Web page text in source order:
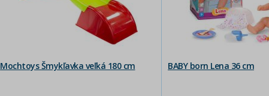
Mochtoys Šmykľavka veľká 180 cm BABY born Lena 36 cm